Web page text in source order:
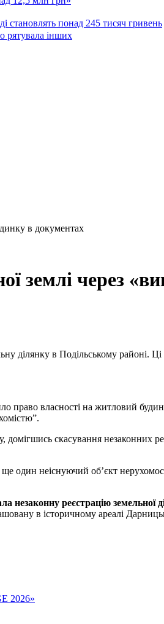
понад 245 тисяч гривень
рятувала інших
в документах
землі через
ділянку в Подільському районі.
право власності на житловий
скасування незаконних
один неіснуючий об’єкт
незаконну реєстрацію
в історичному ареалі
2026»